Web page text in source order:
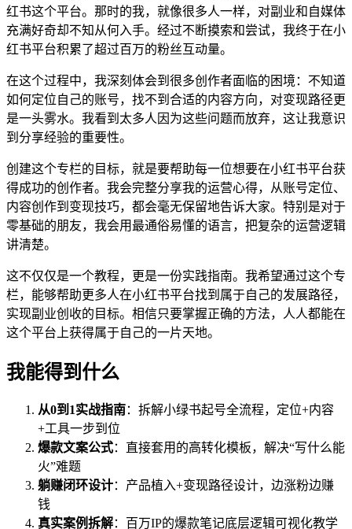
红书这个平台。那时的我，就像很多人一样，对副业和自媒体
充满好奇却不知从何入手。经过不断摸索和尝试，我终于在小
红书平台积累了超过百万的粉丝互动量。
在这个过程中，我深刻体会到很多创作者面临的困境：不知道
如何定位自己的账号，找不到合适的内容方向，对变现路径更
是一头雾水。我看到太多人因为这些问题而放弃，这让我意识
到分享经验的重要性。
创建这个专栏的目标，就是要帮助每一位想要在小红书平台获
得成功的创作者。我会完整分享我的运营心得，从账号定位、
内容创作到变现技巧，都会毫无保留地告诉大家。特别是对于
零基础的朋友，我会用最通俗易懂的语言，把复杂的运营逻辑
讲清楚。
这不仅仅是一个教程，更是一份实践指南。我希望通过这个专
栏，能够帮助更多人在小红书平台找到属于自己的发展路径，
实现副业创收的目标。相信只要掌握正确的方法，人人都能在
这个平台上获得属于自己的一片天地。
我能得到什么
从0到1实战指南：拆解小绿书起号全流程，定位+内容
+工具一步到位
爆款文案公式：直接套用的高转化模板，解决“写什么能
火”难题
躺赚闭环设计：产品植入+变现路径设计，边涨粉边赚
钱
真实案例拆解：百万IP的爆款笔记底层逻辑可视化教学